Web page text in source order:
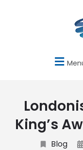
King’s
Blog